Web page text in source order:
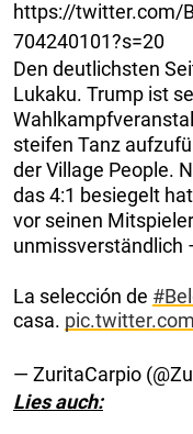
https://twitter.com/
704240101?s=20
Den deutlichsten
Lukaku. Trump ist
steifen Tanz
der Village People.
das 4:1 besiegelt
vor seinen
unmissverständlich
La selección de
casa.
— ZuritaCarpio
Lies auch: